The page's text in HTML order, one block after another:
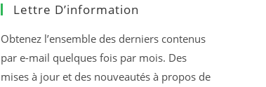
nouvel
Lettre D’information
Obtenez l’ensemble des derniers contenus
par e-mail quelques fois par mois. Des
mises à jour et des nouveautés à propos de